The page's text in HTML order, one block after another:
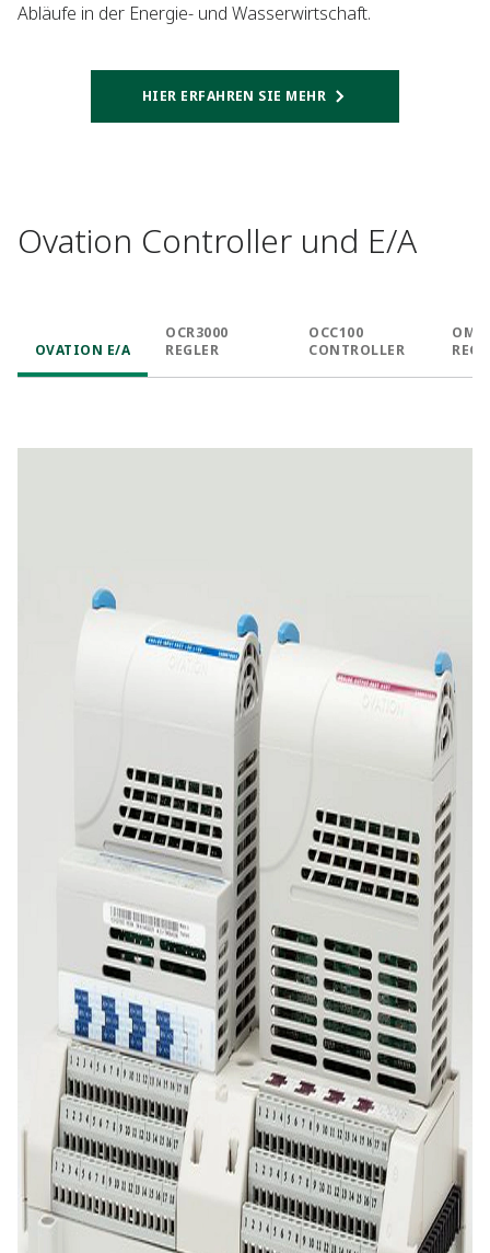
Abläufe in der Energie- und Wasserwirtschaft.
HIER ERFAHREN SIE MEHR
Ovation Controller und E/A
OVATION E/A
OCR3000
REGLER
OCC100
CONTROLLER